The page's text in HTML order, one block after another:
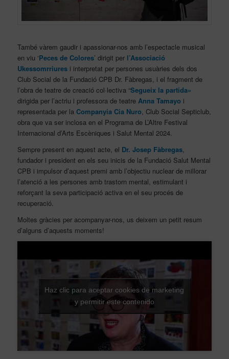
També vàrem gaudir i apassionar-nos amb l’espectacle musical
en viu ‘Peces de Colores’ dirigit per l’Associació
Ukessomrriuresi interpretat per persones usuàries dels dos
Club Social de la Fundació CPB Dr. Fàbregas, i el fragment de
l’obra de teatre de creació col·lectiva “Segueix la partida»
dirigida per l’actriu i professora de teatre Anna Tamayoi
representada per la Companyia Cia Nuro, Club Social Septiclub,
obra que va ser inclosa en el Programa de L’Altre Festival
Internacional d’Arts Escèniques i Salut Mental 2024.
Sempre present en aquest acte, el Dr. Josep Fàbregas,
fundador i president en els seu inicis de la Fundació Salut Mental
CPB i impulsor d’aquest premi amb l’objectiu nuclear de millorar
l’atenció a les persones amb trastorn mental, estimulant i
reforçant la seva participació activa en el seu procés de
recuperació.
Moltes gràcies per acompanyar-nos, us deixem un petit resum
d’alguns d’aquests moments!
Haz clic para aceptar cookies de marketing
y permitir este contenido